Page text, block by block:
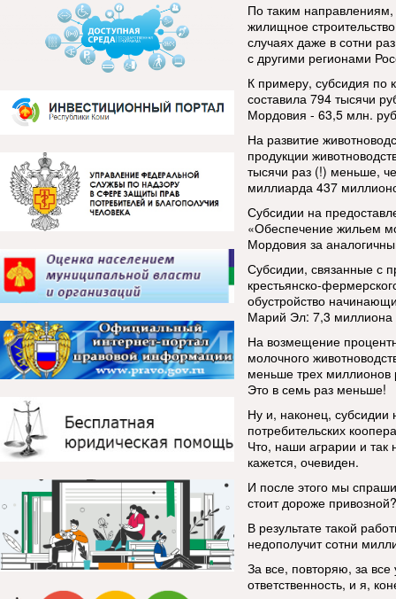
По таким направлениям,
жилищное
случаях даже в сотни
с другими регионами
К примеру, субсидия по
составила 794 тысячи
Мордовия - 63,5 млн.
На развитие
продукции
тысячи раз (!) меньше,
миллиарда 437
Субсидии на
«Обеспечение жильем
Мордовия за
Субсидии, связанные с
крестьянско-
обустройство
Марий Эл: 7,3 миллиона
На возмещение
молочного
меньше трех миллионов
Это в семь раз меньше!
Ну и, наконец, субсидии
потребительских
Что, наши аграрии и так
кажется, очевиден.
И после этого мы
стоит дороже привозной?
В результате такой
недополучит сотни
За все, повторяю, за
ответственность, и я,